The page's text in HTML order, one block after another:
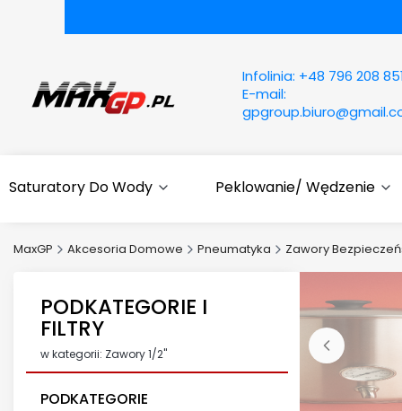
Infolinia: +48 796 208
E-mail:
Saturatory Do Wody Peklowanie/ Wędzenie
MaxGP Akcesoria Domowe Pneumatyka Zawory
PODKATEGORIE I
FILTRY
w kategorii: Zawory 1/2"
PODKATEGORIE